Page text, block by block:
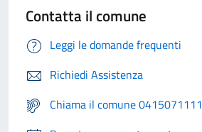
Contatta il comune
Leggi le domande frequenti
Richiedi Assistenza
Chiama il comune 0415071111